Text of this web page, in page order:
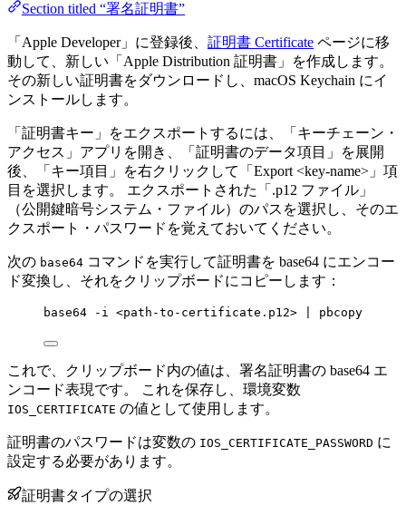
Section titled “署名証明書”
「Apple Developer」に登録後、 証明書 Certificate ページに移
動して、新しい「Apple Distribution 証明書」を作成します。
その新しい証明書をダウンロードし、macOS Keychain にイ
ンストールします。
「証明書キー」をエクスポートするには、「キーチェーン・
アクセス」アプリを開き、「証明書のデータ項目」を展開
後、「キー項目」を右クリックして「Export <key-name>」項
目を選択します。 エクスポートされた「.p12 ファイル」
（公開鍵暗号システム・ファイル）のパスを選択し、そのエ
クスポート・パスワードを覚えておいてください。
次の base64 コマンドを実行して証明書を base64 にエンコー
ド変換し、それをクリップボードにコピーします：
base64 -i <path-to-certificate.p12> | pbcopy
これで、クリップボード内の値は、署名証明書の base64 エ
ンコード表現です。 これを保存し、環境変数
IOS_CERTIFICATE の値として使用します。
証明書のパスワードは変数の IOS_CERTIFICATE_PASSWORD に
設定する必要があります。
証明書タイプの選択